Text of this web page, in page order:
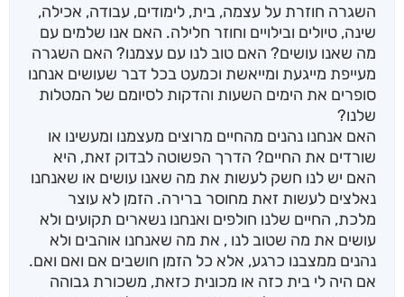
השגרה חוזרת על עצמה, בית, לימודים, עבודה, אכילה,
שינה, טיולים ובילויים וחוזר חלילה. האם אנו שלמים עם
מה שאנו עושים? האם טוב לנו עם עצמנו? האם השגרה
מעייפת מייגעת ומייאשת וכמעט בכל דבר שעושים אנחנו
סופרים את הימים השעות והדקות לסיומם של המטלות
שלנו?
האם אנחנו נהנים מהחיים מרוצים מעצמנו ומעשינו או
שורדים את החיים? הדרך הפשוטה לבדוק זאת, היא
האם יש לנו חשק לעשות את מה שאנו עושים או שאנחנו
נאלצים לעשות זאת מחוסר ברירה. הזמן לא עוצר
מלכת, החיים שלנו חולפים ואנחנו נשארים תקועים ולא
עושים את מה שטוב לנו , את מה שאנחנו אוהבים ולא
נהנים ממצבנו כרגע, אלא כל הזמן חושבים אם ואם ואם.
אם היה לי בית כזה או מכונית כזאת, משכורת גבוהה